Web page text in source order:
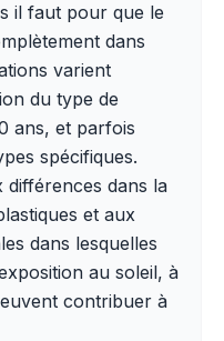
il faut pour que le
dans
varient
du type de
ans, et parfois
spécifiques.
différences dans la
et aux
dans lesquelles
au soleil, à
contribuer à